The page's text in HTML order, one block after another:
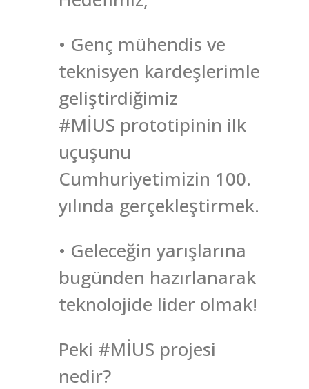
• Genç mühendis ve
teknisyen kardeşlerimle
geliştirdiğimiz
#MİUS prototipinin ilk
uçuşunu
Cumhuriyetimizin 100.
yılında gerçekleştirmek.
• Geleceğin yarışlarına
bugünden hazırlanarak
teknolojide lider olmak!
Peki #MİUS projesi
nedir?